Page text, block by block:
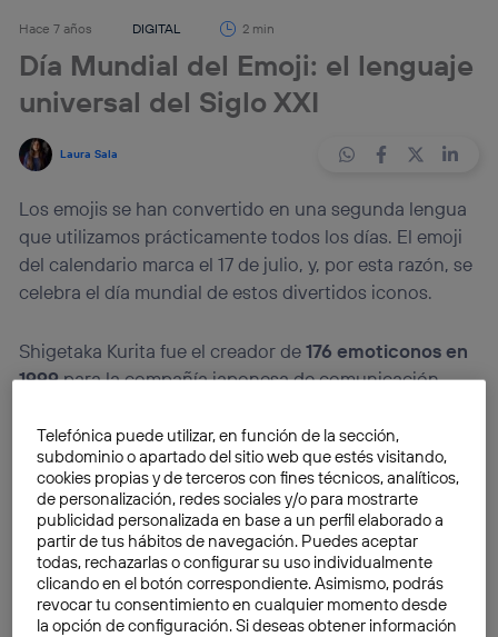
Hace 7 años DIGITAL 2 min
Día Mundial del Emoji: el lenguaje
universal del Siglo XXI
Laura Sala
Los emojis se han convertido en una segunda lengua
que utilizamos prácticamente todos los días. El emoji
del calendario marca el 17 de julio, y, por esta razón, se
celebra el día mundial de estos divertidos iconos.
Shigetaka Kurita fue el creador de176 emoticonos en
1999para la compañía japonesa de comunicación
atractivo emocionalal texto en nuestras
conversaciones por mensajería instantánea.
La celebración delWorld Emoji Dayes una invención
deJeremy Burge, el creador de laEmojipedia, un sitio
web donde se trata de explicar el significado visual
que tienen estos divertidos iconos en el universo
online.
Telefónica puede utilizar, en función de la sección,
subdominio o apartado del sitio web que estés visitando,
cookies propias y de terceros con fines técnicos, analíticos,
de personalización, redes sociales y/o para mostrarte
publicidad personalizada en base a un perfil elaborado a
partir de tus hábitos de navegación. Puedes aceptar
todas, rechazarlas o configurar su uso individualmente
clicando en el botón correspondiente. Asimismo, podrás
revocar tu consentimiento en cualquier momento desde
la opción de configuración. Si deseas obtener información